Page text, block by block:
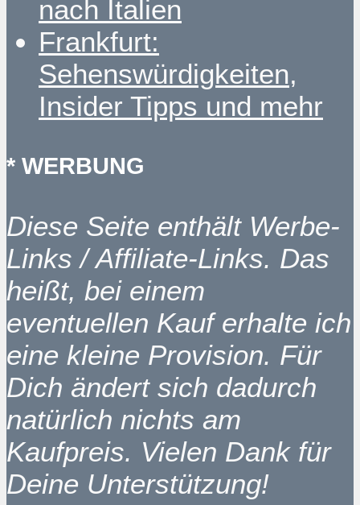
nach Italien
Frankfurt:
Sehenswürdigkeiten,
Insider Tipps und mehr
* WERBUNG
Diese Seite enthält Werbe-
Links / Affiliate-Links. Das
heißt, bei einem
eventuellen Kauf erhalte ich
eine kleine Provision. Für
Dich ändert sich dadurch
natürlich nichts am
Kaufpreis. Vielen Dank für
Deine Unterstützung!